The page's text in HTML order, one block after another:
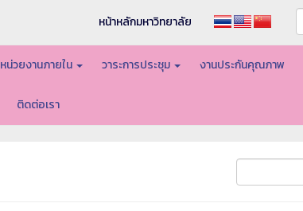
หน้าหลักมหาวิทยาลัย
หน่วยงานภายใน วาระการประชุม งานประกันคุณภาพ
ติดต่อเรา